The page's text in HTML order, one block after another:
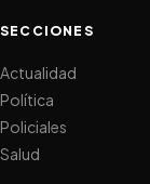
SECCIONES
Actualidad
Política
Policiales
Salud